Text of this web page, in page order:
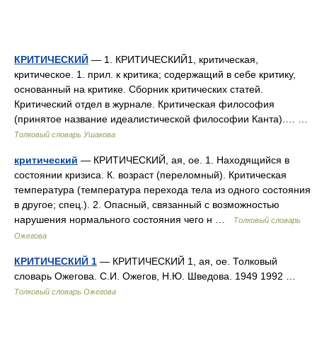
КРИТИЧЕСКИЙ — 1. КРИТИЧЕСКИЙ1, критическая,
критическое. 1. прил. к критика; содержащий в себе критику,
основанный на критике. Сборник критических статей.
Критический отдел в журнале. Критическая философия
(принятое название идеалистической философии Канта).… …
Толковый словарь Ушакова
критический — КРИТИЧЕСКИЙ, ая, ое. 1. Находящийся в
состоянии кризиса. К. возраст (переломный). Критическая
температура (температура перехода тела из одного состояния
в другое; спец.). 2. Опасный, связанный с возможностью
нарушения нормального состояния чего н …
Толковый словарь
Ожегова
КРИТИЧЕСКИЙ 1 — КРИТИЧЕСКИЙ 1, ая, ое. Толковый
словарь Ожегова. С.И. Ожегов, Н.Ю. Шведова. 1949 1992 …
Толковый словарь Ожегова